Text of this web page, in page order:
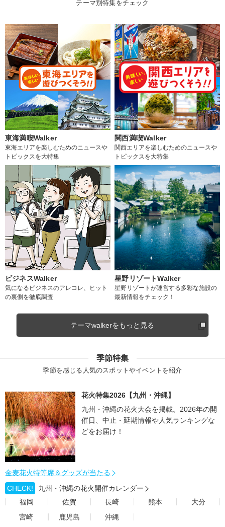
テーマ別特集をチェック
東海満喫Walker
東海エリアを楽しむためのニュースや
トピックスを大特集
関西満喫Walker
関西エリアを楽しむためのニュースや
トピックスを大特集
ビジネスWalker
気になるビジネスのアレコレ、ヒット
の裏側を徹底調査
星野リゾートWalker
星野リゾートが運営する多彩な施設の
最新情報をチェック！
テーマwalkerをもっと見る
季節特集
季節を感じる人気のスポットやイベントを紹介
花火特集2026【九州・沖縄】
九州・沖縄の花火大会を掲載。2026年の開
催日、中止・延期情報や人気ランキングな
どをお届け！
金麦花火特等席＆グッズが当たる
CHECK!
九州・沖縄の花火開催カレンダー
福岡
佐賀 長崎 熊本
大分
宮崎
鹿児島 沖縄